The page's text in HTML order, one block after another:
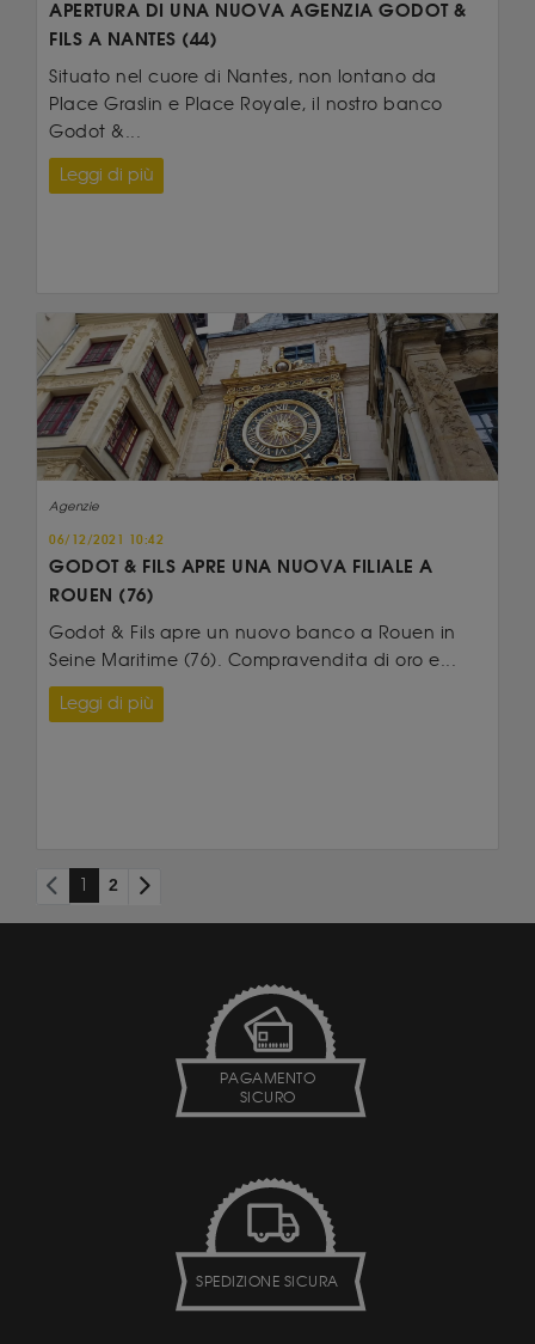
APERTURA DI UNA NUOVA AGENZIA GODOT &
FILS A NANTES (44)
Situato nel cuore di Nantes, non lontano da
Place Graslin e Place Royale, il nostro banco
Godot &...
Leggi di più
Agenzie
06/12/2021 10:42
GODOT & FILS APRE UNA NUOVA FILIALE A
ROUEN (76)
Godot & Fils apre un nuovo banco a Rouen in
Seine Maritime (76). Compravendita di oro e...
Leggi di più
1 2
PAGAMENTO
SICURO
SPEDIZIONE SICURA